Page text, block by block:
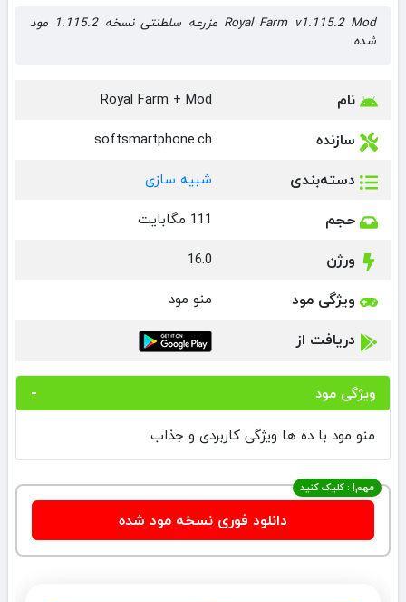
Royal Farm v1.115.2 Mod مزرعه سلطنتی نسخه 1.115.2 مود
شده
نام Royal Farm + Mod
سازنده softsmartphone.ch‏
دسته‌بندی شبیه سازی
حجم 111 مگابایت
ورژن 16.0
ویژگی مود منو مود
دریافت از
ویژگی مود
منو مود با ده ها ویژگی کاربردی و جذاب
مهم! : کلیک کنید
دانلود فوری نسخه مود شده